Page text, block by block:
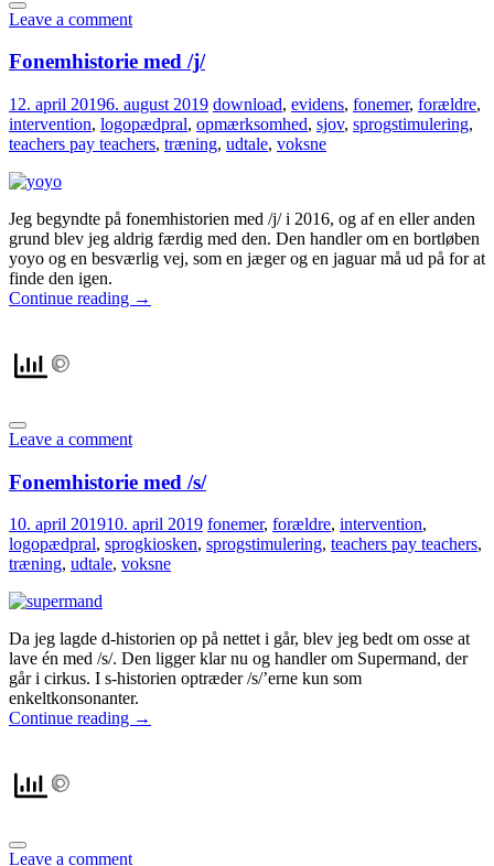
Leave a comment
Fonemhistorie med /j/
12. april 20196. august 2019 download, evidens, fonemer, forældre,
intervention, logopædpral, opmærksomhed, sjov, sprogstimulering,
teachers pay teachers, træning, udtale, voksne
Jeg begyndte på fonemhistorien med /j/ i 2016, og af en eller anden
grund blev jeg aldrig færdig med den. Den handler om en bortløben
yoyo og en besværlig vej, som en jæger og en jaguar må ud på for at
finde den igen.
Continue reading →
Leave a comment
Fonemhistorie med /s/
10. april 201910. april 2019 fonemer, forældre, intervention,
logopædpral, sprogkiosken, sprogstimulering, teachers pay teachers,
træning, udtale, voksne
Da jeg lagde d-historien op på nettet i går, blev jeg bedt om osse at
lave én med /s/. Den ligger klar nu og handler om Supermand, der
går i cirkus. I s-historien optræder /s/’erne kun som
enkeltkonsonanter.
Continue reading →
Leave a comment